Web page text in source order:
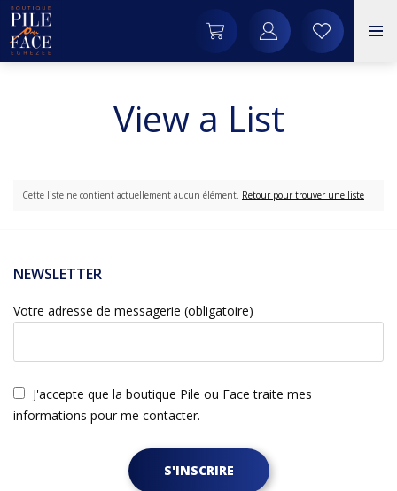
View a List
Cette liste ne contient actuellement aucun élément. Retour pour trouver une liste
NEWSLETTER
Votre adresse de messagerie (obligatoire)
J'accepte que la boutique Pile ou Face traite mes
informations pour me contacter.
S'INSCRIRE